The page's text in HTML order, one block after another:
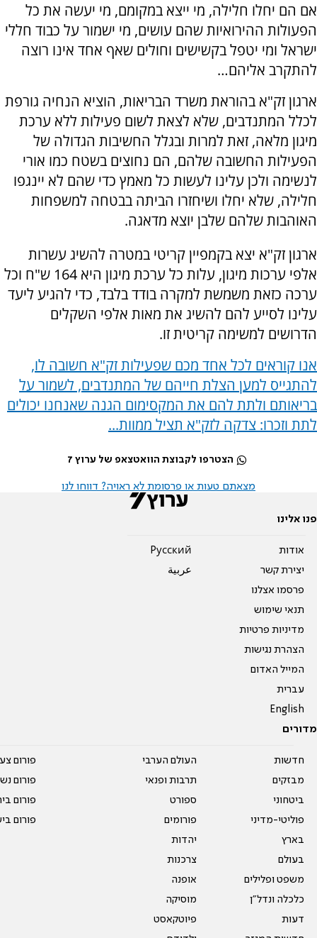
אם הם יחלו חלילה, מי ייצא במקומם, מי יעשה את כל
הפעולות ההירואיות שהם עושים, מי ישמור על כבוד חללי
ישראל ומי יטפל בקשישים וחולים שאף אחד אינו רוצה
להתקרב אליהם…
ארגון זק"א בהוראת משרד הבריאות, הוציא הנחיה גורפת
לכלל המתנדבים, שלא לצאת לשום פעילות ללא ערכת
מיגון מלאה, זאת למרות ובגלל החשיבות הגדולה של
הפעילות החשובה שלהם, הם נחוצים בשטח כמו אורי
לנשימה ולכן עלינו לעשות כל מאמץ כדי שהם לא יינגפו
חלילה, שלא יחלו ושיחזרו הביתה בבטחה למשפחות
האוהבות שלהם שלבן יוצא מדאגה.
ארגון זק"א יצא בקמפיין קריטי במטרה להשיג עשרות
אלפי ערכות מיגון, עלות כל ערכת מיגון היא 164 ש"ח וכל
ערכה כזאת משמשת למקרה בודד בלבד, כדי להגיע ליעד
עלינו לסייע להם להשיג את מאות אלפי השקלים
הדרושים למשימה קריטית זו.
אנו קוראים לכל אחד מכם שפעילות זק"א חשובה לו,
להתגייס למען הצלת חייהם של המתנדבים, לשמור על
בריאותם ולתת להם את המקסימום הגנה שאנחנו יכולים
לתת וזכרו: צדקה לזק"א תציל ממוות...
הצטרפו לקבוצת הוואטצאפ של ערוץ 7
מצאתם טעות או פרסומת לא ראויה? דווחו לנו
פנו אלינו
אודות
יצירת קשר
פרסמו אצלנו
תנאי שימוש
מדיניות פרטיות
הצהרת נגישות
המייל האדום
עברית
English
Pусский
عربية
מדורים
חדשות
מבזקים
ביטחוני
פוליטי-מדיני
בארץ
בעולם
משפט ופלילים
כלכלה ונדל"ן
דעות
העולם הערבי
תרבות ופנאי
ספורט
פורומים
יהדות
צרכנות
אופנה
מוסיקה
פיוטקאסט
פורום
פורום
פורום
פורום